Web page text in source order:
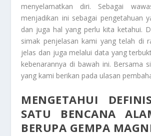
menyelamatkan diri. Sebagai
menjadikan ini sebagai pengetahuan
dan juga hal yang perlu kita ketahui.
simak penjelasan kami yang telah di
jelas dan juga melalui data yang
kebenarannya di bawah ini. Bersama
yang kami berikan pada ulasan
MENGETAHUI
SATU BENCANA
BERUPA GEMPA